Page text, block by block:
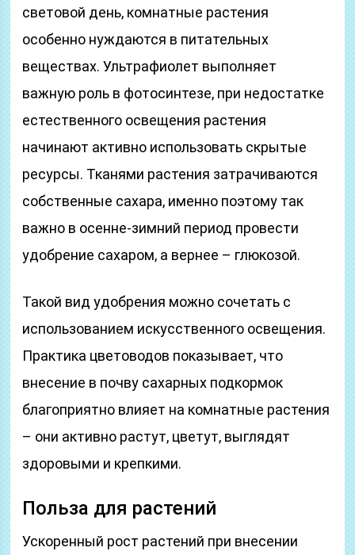
световой день, комнатные растения
особенно нуждаются в питательных
веществах. Ультрафиолет выполняет
важную роль в фотосинтезе, при недостатке
естественного освещения растения
начинают активно использовать скрытые
ресурсы. Тканями растения затрачиваются
собственные сахара, именно поэтому так
важно в осенне-зимний период провести
удобрение сахаром, а вернее – глюкозой.
Такой вид удобрения можно сочетать с
использованием искусственного освещения.
Практика цветоводов показывает, что
внесение в почву сахарных подкормок
благоприятно влияет на комнатные растения
– они активно растут, цветут, выглядят
здоровыми и крепкими.
Польза для растений
Ускоренный рост растений при внесении